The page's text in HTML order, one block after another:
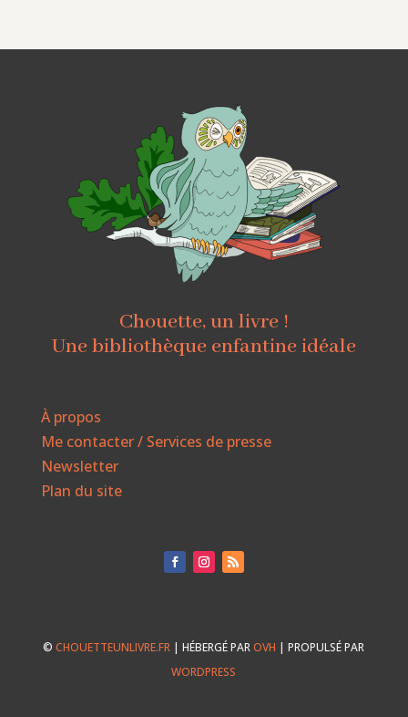
Chouette, un livre !
Une bibliothèque enfantine idéale
À propos
Me contacter / Services de presse
Newsletter
Plan du site
©CHOUETTEUNLIVRE.FR | HÉBERGÉ PAROVH | PROPULSÉ PAR
WORDPRESS